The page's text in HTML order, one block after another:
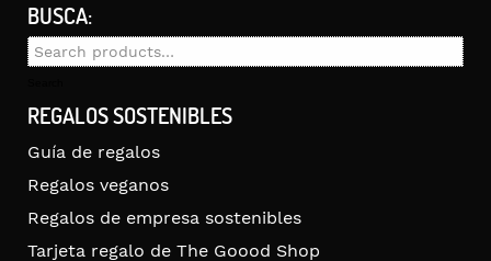
BUSCA:
Search
REGALOS SOSTENIBLES
Guía de regalos
Regalos veganos
Regalos de empresa sostenibles
Tarjeta regalo de The Goood Shop